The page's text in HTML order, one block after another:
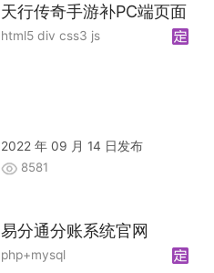
天行传奇手游补PC端页面
html5 div css3 js
2022 年 09 月 14 日发布
8581
易分通分账系统官网
php+mysql